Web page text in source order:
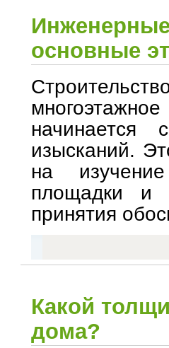
основные
изысканий.
на
площадки и
принятия
Какой
дома?